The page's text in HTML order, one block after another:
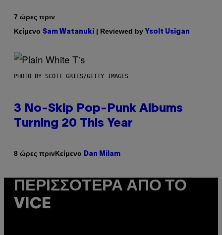
7 ώρες πριν
Κείμενο Sam Watanuki | Reviewed by Ysolt Usigan
PHOTO BY SCOTT GRIES/GETTY IMAGES
3 No-Skip Pop-Punk Albums
Turning 20 This Year
8 ώρες πρινΚείμενο Dan Milam
ΠΕΡΙΣΣΌΤΕΡΑ ΑΠΌ ΤΟ
VICE